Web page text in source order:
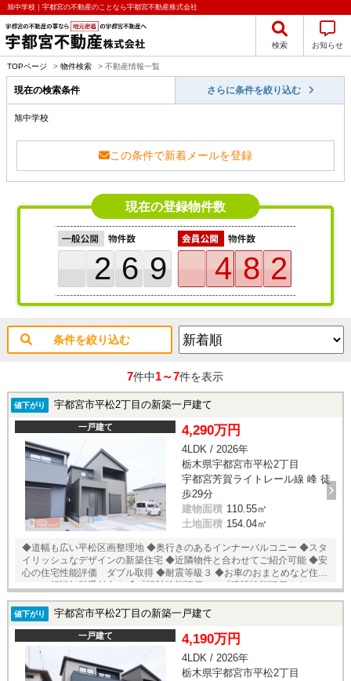
旭中学校｜宇都宮の不動産のことなら宇都宮不動産株式会社
検索 お知らせ
TOPページ > 物件検索 > 不動産情報一覧
現在の検索条件 さらに条件を絞り込む
旭中学校
この条件で新着メールを登録
現在の登録物件数
269 482
条件を絞り込む
7件中1～7件を表示
値下がり 宇都宮市平松2丁目の新築一戸建て
一戸建て 4,290万円
4LDK / 2026年
栃木県宇都宮市平松2丁目
宇都宮芳賀ライトレール線 峰 徒
歩29分
建物面積 110.55㎡
土地面積 154.04㎡
◆道幅も広い平松区画整理地 ◆奥行きのあるインナーバルコニー ◆スタ
イリッシュなデザインの新築住宅 ◆近隣物件と合わせてご紹介可能 ◆安
心の住宅性能評価 ダブル取得 ◆耐震等級３ ◆お車のおまとめなど住宅
ローン相談無料受付中！ ◆「設計性能評価」と「建設性能評価」２つの
性能評価をダブル取得 ◆住宅性能表示において、４項目すべて最上等級
取得！！
値下がり 宇都宮市平松2丁目の新築一戸建て
一戸建て 4,190万円
4LDK / 2026年
栃木県宇都宮市平松2丁目